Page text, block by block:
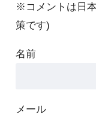
※コメントは日
策です)
名前
メール